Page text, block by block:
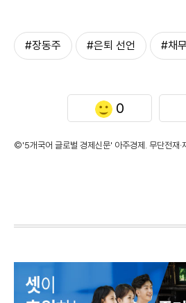
#장동주 #은퇴 선언 #채
0
©'5개국어 글로벌 경제신문' 아주경제. 무단전재·